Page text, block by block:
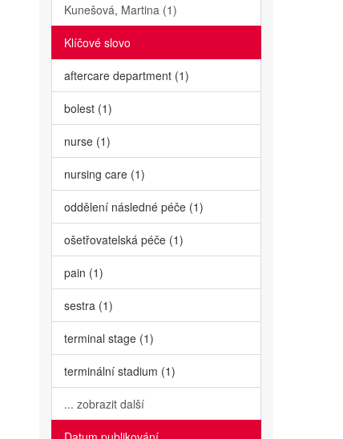
Kunešová, Martina (1)
Klíčové slovo
aftercare department (1)
bolest (1)
nurse (1)
nursing care (1)
oddělení následné péče (1)
ošetřovatelská péče (1)
pain (1)
sestra (1)
terminal stage (1)
terminální stadium (1)
... zobrazit další